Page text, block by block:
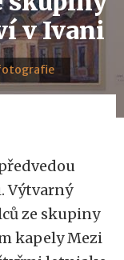
v Ivani
fotografie
Výtvarný
ze skupiny
kapely Mezi